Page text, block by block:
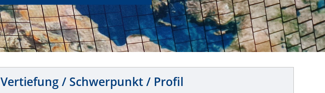
Vertiefung / Schwerpunkt / Profil